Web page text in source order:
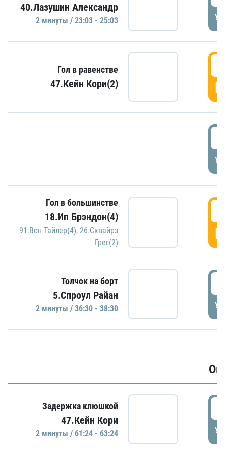
40.Лазушин Александр
2 минуты / 23:03 - 25:03
Гол в равенстве
47.Кейн Кори(2)
Гол в большинстве
18.Ип Брэндон(4)
91.Вон Тайлер(4), 26.Сквайрз
Грег(2)
Толчок на борт
5.Спроул Райан
2 минуты / 36:30 - 38:30
Задержка клюшкой
47.Кейн Кори
2 минуты / 61:24 - 63:24